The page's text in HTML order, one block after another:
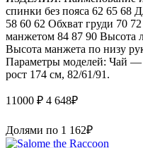
спинки без пояса 62 65 68
58 60 62 Обхват груди 70
манжетом 84 87 90 Высота
Высота манжета по низу
Параметры моделей: Чай —
рост 174 см, 82/61/91.
11000 ₽ 4 648₽
Долями по 1 162₽